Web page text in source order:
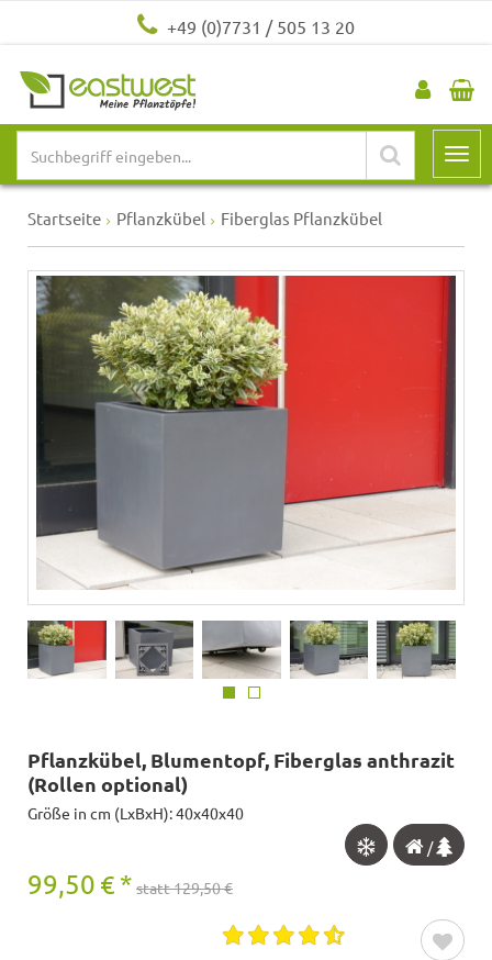
+49 (0)7731 / 505 13 20
Startseite Pflanzkübel Fiberglas Pflanzkübel
Pflanzkübel, Blumentopf, Fiberglas anthrazit
(Rollen optional)
Größe in cm (LxBxH): 40x40x40
/
99,50 € * statt 129,50 €